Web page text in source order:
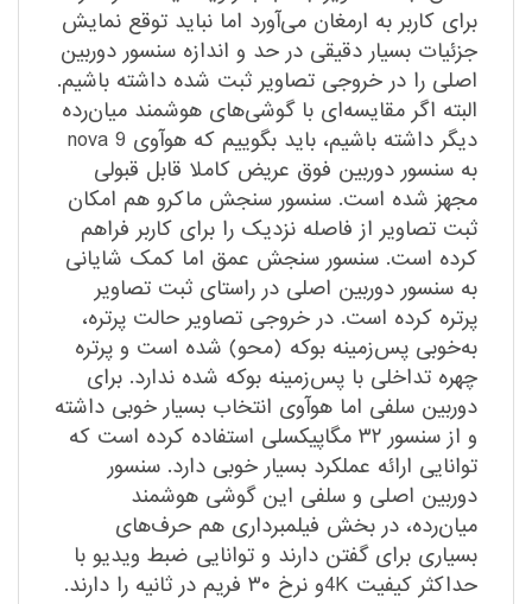
برای کاربر به ارمغان می‌آورد اما نباید توقع نمایش
جزئیات بسیار دقیقی در حد و اندازه سنسور دوربین
اصلی را در خروجی تصاویر ثبت شده داشته باشیم.
البته اگر مقایسه‌ای با گوشی‌های هوشمند میان‌رده
دیگر داشته باشیم، باید بگوییم که هوآوی ‌nova 9
به سنسور دوربین فوق عریض کاملا قابل قبولی
مجهز شده است. سنسور سنجش ماکرو هم امکان
ثبت تصاویر از فاصله نزدیک را برای کاربر فراهم
کرده است. سنسور سنجش عمق اما کمک شایانی
به سنسور دوربین اصلی در راستای ثبت تصاویر
پرتره کرده است. در خروجی تصاویر حالت پرتره،
به‌خوبی پس‌زمینه بوکه (محو) شده است و پرتره
چهره تداخلی با پس‌زمینه بوکه شده ندارد. برای
دوربین سلفی اما هوآوی انتخاب بسیار خوبی داشته
و از سنسور ۳۲ مگاپیکسلی استفاده کرده است که
توانایی ارائه عملکرد بسیار خوبی دارد. سنسور
دوربین اصلی و سلفی این گوشی هوشمند
میان‌رده، در بخش فیلمبرداری هم حرف‌های
بسیاری برای گفتن دارند و توانایی ضبط ویدیو با
حداکثر کیفیت 4Kو نرخ ۳۰ فریم در ثانیه را دارند.